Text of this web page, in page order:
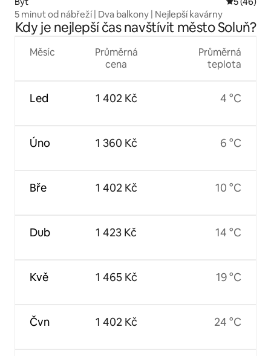
5 minut od nábřeží | Dva balkony | Nejlepší kavárny
Kdy je nejlepší čas navštívit město Soluň?
Měsíc
Led
Úno
Bře
Dub
Kvě
Čvn
Průměrná
cena
1 402 Kč
1 360 Kč
1 402 Kč
1 423 Kč
1 465 Kč
1 402 Kč
Průměrná
teplota
4 °C
6 °C
10 °C
14 °C
19 °C
24 °C